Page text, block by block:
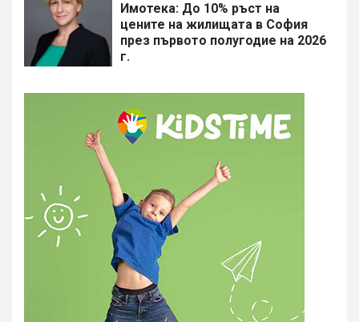
Имотека: До 10% ръст на
цените на жилищата в София
през първото полугодие на 2026
г.